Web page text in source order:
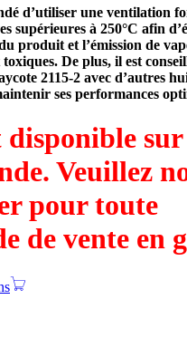
d’utiliser une ventilation
supérieures à 250°C afin
produit et l’émission de
De plus, il est
2115-2 avec d’autres
ses performances
sur
Veuillez
pour toute
de vente en